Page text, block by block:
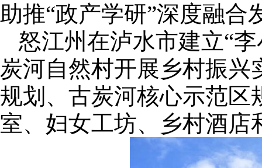
助推“政产学研”深度融合
怒江州在泸水市建立“
炭河自然村开展乡村振兴
规划、古炭河核心示范区
室、妇女工坊、乡村酒店